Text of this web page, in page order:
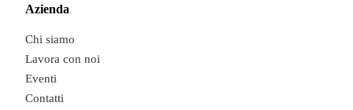
Azienda
Chi siamo
Lavora con noi
Eventi
Contatti